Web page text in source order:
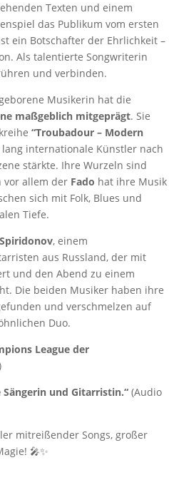
Texten und einem
das Publikum vom ersten
ein Botschafter der Ehrlichkeit –
Als talentierte Songwriterin
und verbinden.
Musikerin hat die
maßgeblich mitgeprägt. Sie
“Troubadour – Modern
internationale Künstler nach
stärkte. Ihre Wurzeln sind
vor allem der Fado hat ihre Musik
sich mit Folk, Blues und
Tiefe.
, einem
aus Russland, der mit
und den Abend zu einem
Die beiden Musiker haben ihre
und verschmelzen auf
Duo.
League der
und Gitarristin.“ (Audio
mitreißender Songs, großer
🎤✨